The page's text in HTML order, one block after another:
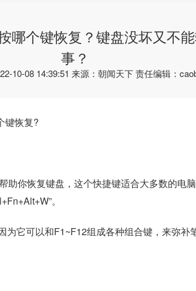
哪个键恢复？键盘没坏又不
事？
10-08 14:39:51 来源：朝闻天下责任编辑：
键恢复?
助你恢复键盘，这个快捷键适合大多数的电
。
为它可以和F1~F12组成各种组合键，来弥补